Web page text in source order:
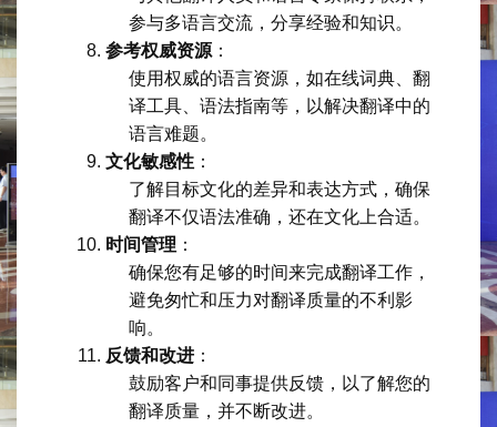
参与多语言交流，分享经验和知识。
参考权威资源 ：
使用权威的语言资源，如在线词典、翻
译工具、语法指南等，以解决翻译中的
语言难题。
文化敏感性 ：
了解目标文化的差异和表达方式，确保
翻译不仅语法准确，还在文化上合适。
时间管理 ：
确保您有足够的时间来完成翻译工作，
避免匆忙和压力对翻译质量的不利影
响。
反馈和改进 ：
鼓励客户和同事提供反馈，以了解您的
翻译质量，并不断改进。